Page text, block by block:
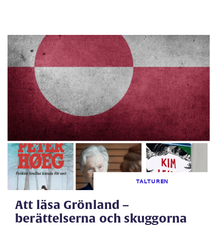
TALTUREN
Att läsa Grönland –
berättelserna och skuggorna